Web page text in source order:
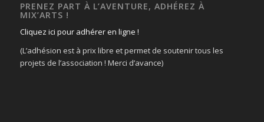
PRENEZ PART À L’AVENTURE, ADHÉREZ À
MIX’ARTS !
Cliquez ici pour adhérer en ligne !
(L’adhésion est à prix libre et permet de soutenir tous les
projets de l’association ! Merci d’avance)